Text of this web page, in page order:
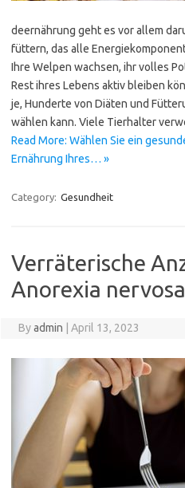
deernährung geht es vor allem
füttern, das alle
Ihre Welpen wachsen, ihr volles
Rest ihres Lebens aktiv bleiben
je, Hunderte von Diäten und
wählen kann. Viele Tierhalter
Read More: Wählen Sie ein
Ernährung Ihres… »
Category: Gesundheit
Verräterische
Anorexia
Byadmin April 13, 2023